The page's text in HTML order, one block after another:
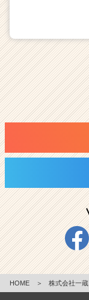
HOME ＞ 株式会社一蔵